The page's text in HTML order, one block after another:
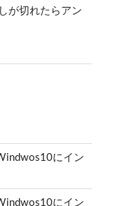
が切れたらアン
にイン
にイン